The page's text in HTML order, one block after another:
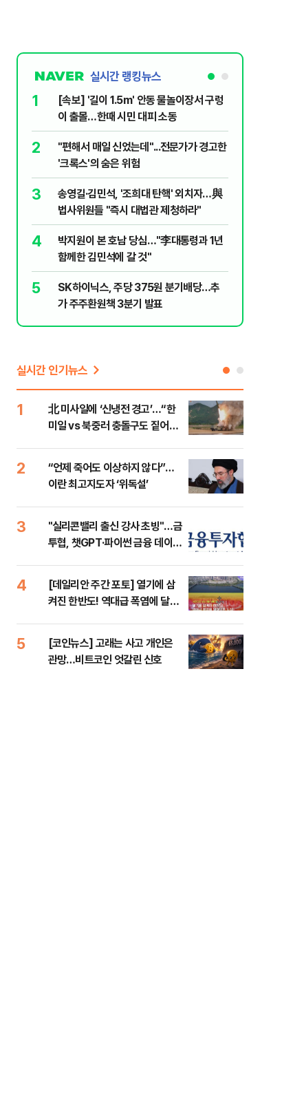
실시간 랭킹뉴스
1
[속보] '길이 1.5m' 안동 물놀이장서 구렁
이 출몰…한때 시민 대피 소동
2
"편해서 매일 신었는데"...전문가가 경고한
'크록스'의 숨은 위험
3
송영길·김민석, '조희대 탄핵' 외치자…與
법사위원들 "즉시 대법관 제청하라"
4
박지원이 본 호남 당심…"李대통령과 1년
함께한 김민석에 갈 것"
5
SK하이닉스, 주당 375원 분기배당…추
가 주주환원책 3분기 발표
실시간 인기뉴스
1
北 미사일에 ‘신냉전 경고’…“한
미일 vs 북중러 충돌구도 짙어진
2
“언제 죽어도 이상하지 않다”…
이란 최고지도자 ‘위독설’
3
"실리콘밸리 출신 강사 초빙"…금
투협, 챗GPT·파이썬 금융 데이터
4
[데일리안 주간 포토] 열기에 삼
켜진 한반도! 역대급 폭염에 달아
5
[코인뉴스] 고래는 사고 개인은
관망…비트코인 엇갈린 신호